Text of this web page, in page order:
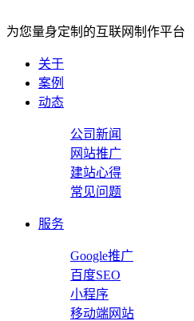
为您量身定制的互联网制作平台
关于
案例
动态
公司新闻
网站推广
建站心得
常见问题
服务
Google推广
百度SEO
小程序
移动端网站